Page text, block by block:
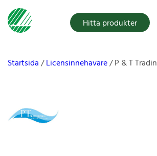
Hitta produkter
Startsida Licensinnehavare P & T